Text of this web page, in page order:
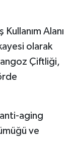
Alanı
olarak
Çiftliği,
aging
ve